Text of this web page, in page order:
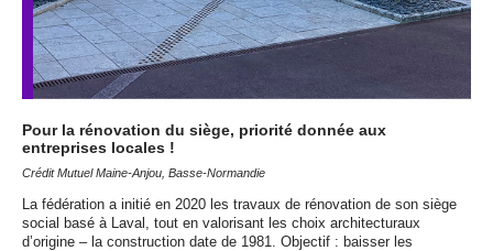
Pour la rénovation du siège, priorité donnée aux
entreprises locales !
Crédit Mutuel Maine-Anjou, Basse-Normandie
La fédération a initié en 2020 les travaux de rénovation de son siège
social basé à Laval, tout en valorisant les choix architecturaux
d’origine – la construction date de 1981. Objectif : baisser les